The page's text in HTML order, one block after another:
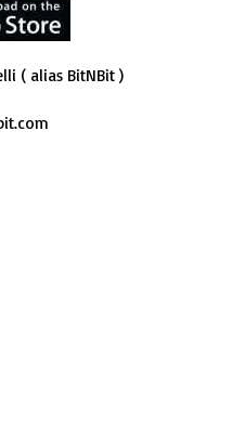
( alias BitNBit )